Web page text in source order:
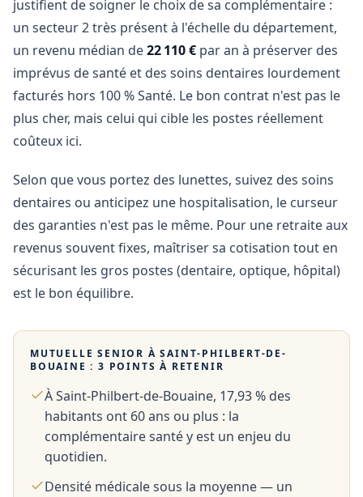
justifient de soigner le choix de sa complémentaire :
un secteur 2 très présent à l'échelle du département,
un revenu médian de22 110 € par an à préserver des
imprévus de santé et des soins dentaires lourdement
facturés hors 100 % Santé. Le bon contrat n'est pas le
plus cher, mais celui qui cible les postes réellement
coûteux ici.
Selon que vous portez des lunettes, suivez des soins
dentaires ou anticipez une hospitalisation, le curseur
des garanties n'est pas le même. Pour une retraite aux
revenus souvent fixes, maîtriser sa cotisation tout en
sécurisant les gros postes (dentaire, optique, hôpital)
est le bon équilibre.
MUTUELLE SENIOR ÀSAINT-PHILBERT-DE-
BOUAINE : 3 POINTS À RETENIR
À Saint-Philbert-de-Bouaine, 17,93 % des
habitants ont 60 ans ou plus : la
complémentaire santé y est un enjeu du
quotidien.
Densité médicale sous la moyenne — un